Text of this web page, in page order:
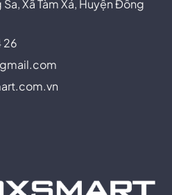
Xã Tàm Xá, Huyện Đông
26